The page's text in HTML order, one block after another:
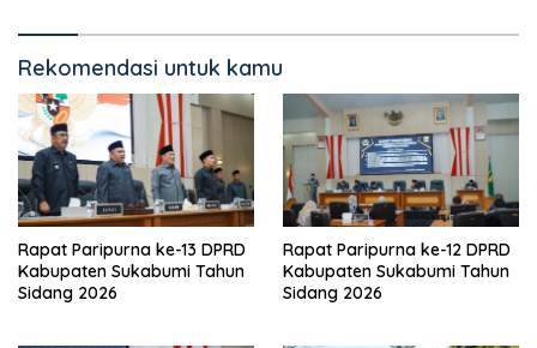
Rekomendasi untuk kamu
Rapat Paripurna ke-13 DPRD
Kabupaten Sukabumi Tahun
Sidang 2026
Rapat Paripurna ke-12 DPRD
Kabupaten Sukabumi Tahun
Sidang 2026